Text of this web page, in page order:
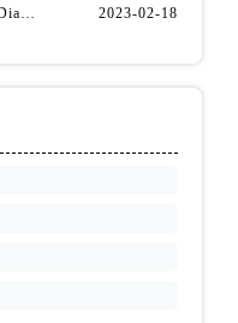
萧邦宣布演员成毅出任萧邦Happy Diamonds系列品牌大使 2023-02-18